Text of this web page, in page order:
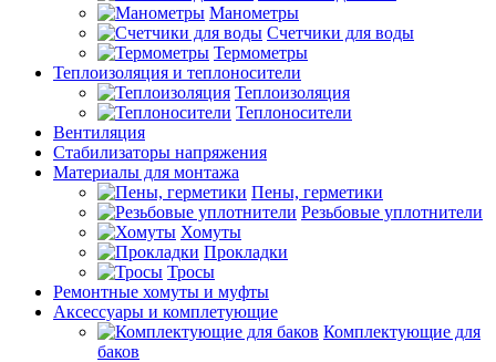
Манометры
Счетчики для воды
Термометры
Теплоизоляция и теплоносители
Теплоизоляция
Теплоносители
Вентиляция
Стабилизаторы напряжения
Материалы для монтажа
Пены, герметики
Резьбовые уплотнители
Хомуты
Прокладки
Тросы
Ремонтные хомуты и муфты
Аксессуары и комплетующие
Комплектующие для
баков